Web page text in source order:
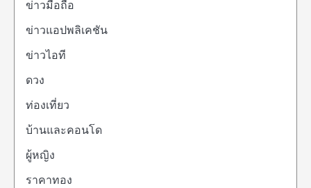
ข่าวมือถือ
ข่าวแอปพลิเคชัน
ข่าวไอที
ดวง
ท่องเที่ยว
บ้านและคอนโด
ผู้หญิง
ราคาทอง